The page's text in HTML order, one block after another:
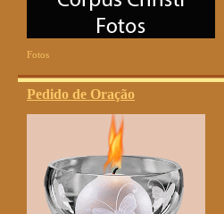
Fotos
Pedido de Oração